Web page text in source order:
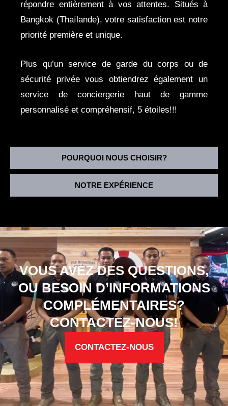
POURQUOI NOUS CHOISIR?
NOTRE EXPÉRIENCE
répondre entièrement à vos attentes. Situés à
Bangkok (Thaïlande), votre satisfaction est notre
priorité première et unique.
Plus qu’un service de garde du corps ou de
sécurité privée vous obtiendrez également un
service de conciergerie haut de gamme
personnalisé et compréhensif, 5 étoiles!!!
VOUS AVEZ DES QUESTIONS,
OU BESOIN D’INFORMATIONS
COMPLÉMENTAIRES?
CONTACTEZ-NOUS!
CONTACTEZ-NOUS